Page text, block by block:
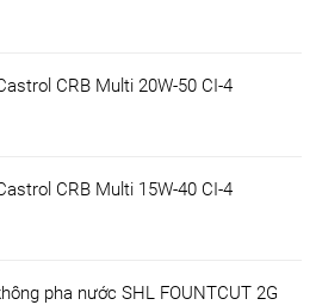
CRB Multi 20W-50 CI-4
CRB Multi 15W-40 CI-4
pha nước SHL FOUNTCUT 2G